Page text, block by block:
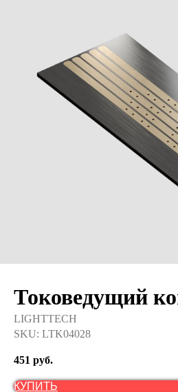
Токоведущий
LIGHTTECH
SKU: LTK04028
451 руб.
КУПИТЬ